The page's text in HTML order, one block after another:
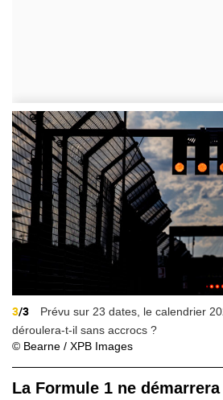
3/3
Prévu sur 23 dates, le calendrier
déroulera-t-il sans accrocs ?
© Bearne / XPB Images
La Formule 1 ne